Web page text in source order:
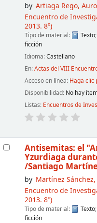
by Artiaga Rego,
Encuentro de
2013. 8º)
Tipo de material: Texto
ficción
Idioma:Castellano
En:Actas del VIII
Acceso en línea: Haga clic
Disponibilidad: No hay
Listas: Encuentros de
Antisemitas: el
Yzurdiaga
/Santiago
by Martínez
Encuentro de
2013. 8º)
Tipo de material: Texto
ficción